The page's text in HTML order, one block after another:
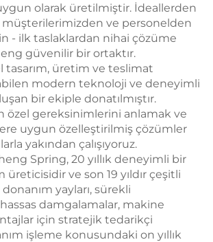
olarak üretilmiştir. İdeallerden
müşterilerimizden ve personelden
- ilk taslaklardan nihai çözüme
güvenilir bir ortaktır.
tasarım, üretim ve teslimat
modern teknoloji ve deneyimli
bir ekiple donatılmıştır.
özel gereksinimlerini anlamak ve
uygun özelleştirilmiş çözümler
yakından çalışıyoruz.
Spring, 20 yıllık deneyimli bir
üreticisidir ve son 19 yıldır çeşitli
yayları, sürekli
damgalamalar, makine
için stratejik tedarikçi
işleme konusundaki on yıllık